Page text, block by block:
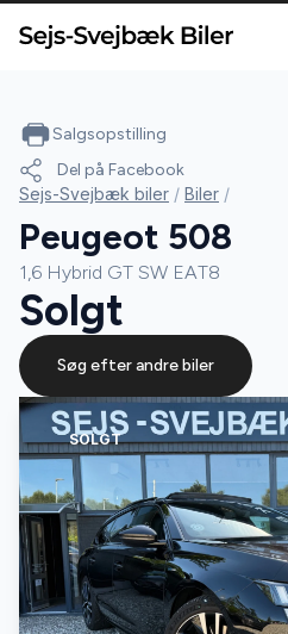
SOLGT
Salgsopstilling
Del på Facebook
Sejs-Svejbæk biler / Biler /
Peugeot 508
1,6 Hybrid GT SW EAT8
Solgt
Søg efter andre biler